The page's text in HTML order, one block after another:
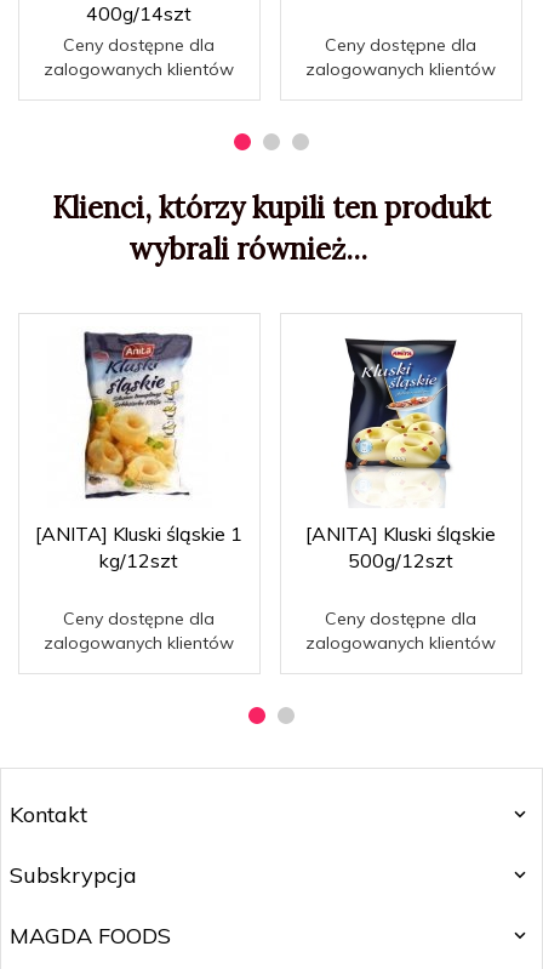
400g/14szt
Ceny dostępne dla
zalogowanych klientów
Ceny dostępne dla
zalogowanych klientów
Klienci, którzy kupili ten produkt
wybrali również...
[ANITA] Kluski śląskie 1
kg/12szt
Ceny dostępne dla
zalogowanych klientów
[ANITA] Kluski śląskie
500g/12szt
Ceny dostępne dla
zalogowanych klientów
Kontakt
Subskrypcja
MAGDA FOODS